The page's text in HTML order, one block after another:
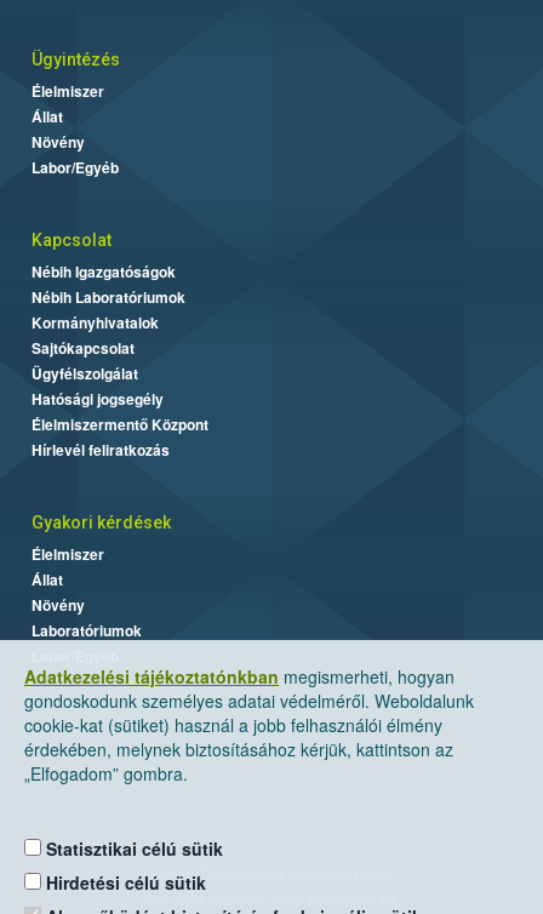
Adatkezelési tájékoztatónkban megismerheti, hogyan
gondoskodunk személyes adatai védelméről. Weboldalunk
cookie-kat (sütiket) használ a jobb felhasználói élmény
érdekében, melynek biztosításához kérjük, kattintson az
„Elfogadom” gombra.
Statisztikai célú sütik
Hirdetési célú sütik
Ügyintézés
Élelmiszer
Állat
Növény
Labor/Egyéb
Kapcsolat
Nébih Igazgatóságok
Nébih Laboratóriumok
Kormányhivatalok
Sajtókapcsolat
Ügyfélszolgálat
Hatósági jogsegély
Élelmiszermentő Központ
Hírlevél feliratkozás
Gyakori kérdések
Élelmiszer
Állat
Növény
Laboratóriumok
Nemzeti Élelmiszerlánc-biztonsági Hivatal